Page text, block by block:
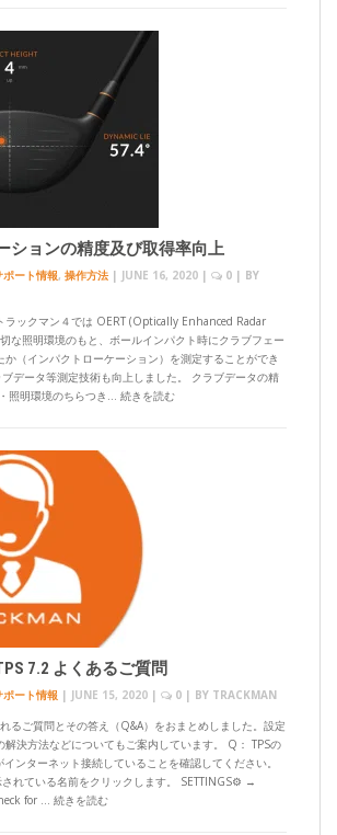
ションの精度及び取得率向上
ポート情報, 操作方法 | JUNE 16, 2020 | 0 | BY
ラックマン４では OERT (Optically Enhanced Radar
な照明環境のもと、ボールインパクト時にクラブフェー
（インパクトローケーション）を測定することができ
データ等測定技術も向上しました。 クラブデータの精
照明環境のちらつき… 続きを読む
7.2 よくあるご質問
ポート情報 | JUNE 15, 2020 | 0 | BY TRACKMAN
るご質問とその答え（Q&A）をおまとめしました。設定
決方法などについてもご案内しています。 Q： TPSの
ンターネット接続していることを確認してください。
れている名前をクリックします。 SETTINGS⚙ →
for … 続きを読む